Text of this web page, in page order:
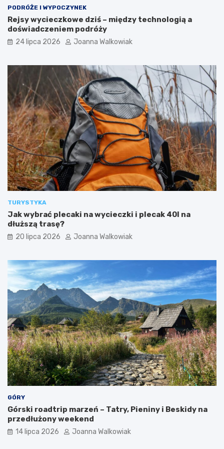
k
a
w
z
a
t
a
k
c
j
e
d
l
a
t
u
r
s
t
ó
w
c
–
g
d
i
n
o
t
w
a
r
c
i
a
,
b
i
e
t
y
i
r
a
c
j
PODRÓŻE I WYPOCZYNEK
Rejsy wycieczkowe dziś – między technologią a
doświadczeniem podróży
24 lipca 2026 Joanna Walkowiak
TURYSTYKA
Jak wybrać plecaki na wycieczki i plecak 40l na
dłuższą trasę?
20 lipca 2026 Joanna Walkowiak
GÓRY
Górski roadtrip marzeń – Tatry, Pieniny i Beskidy na
przedłużony weekend
14 lipca 2026 Joanna Walkowiak